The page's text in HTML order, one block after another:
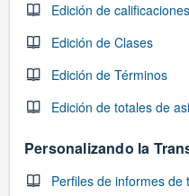
Edición de
Edición de Clases
Edición de Términos
Edición de totales de
Personalizando la
Perfiles de informes de